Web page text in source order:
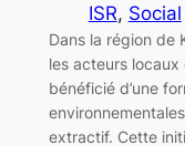
ISR, Social
Dans la région de
les acteurs
bénéficié d’une
extractif. Cette